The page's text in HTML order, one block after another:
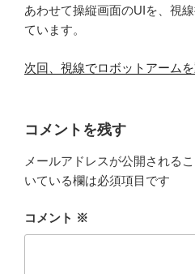
あわせて操縦画面のUIを、視
ています。
次回、視線でロボットアーム
コメントを残す
メールアドレスが公開される
いている欄は必須項目です
コメント ※